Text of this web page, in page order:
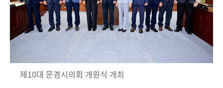
제10대 문경시의회 개원식 개최